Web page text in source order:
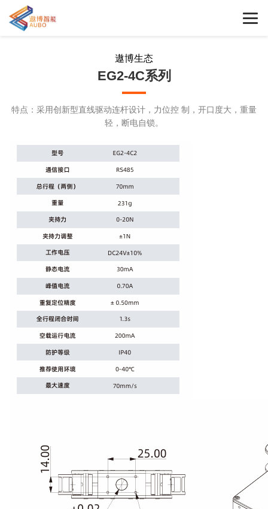
遨博生态
EG2-4C系列
特点：采用创新型直线驱动连杆设计，力位控 制，开口度大，重量
轻，断电自锁。